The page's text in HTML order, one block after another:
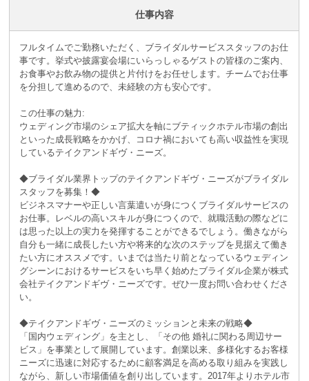
仕事内容
フルタイムでご勤務いただく、ブライダルサービススタッフのお仕
事です。挙式や披露宴会場にいらっしゃるゲストの皆様のご案内、
お食事やお飲み物の提供と片付けをお任せします。チームでお仕事
を分担して進めるので、未経験の方も安心です。
この仕事の魅力:
ウェディング市場のシェア拡大を軸にブティックホテル市場の創出
といった成長戦略をかかげ、コロナ禍においても高い収益性を実現
しているテイクアンドギヴ・ニーズ。
◆ブライダル業界トップのテイクアンドギヴ・ニーズがブライダル
スタッフを募集！◆
ビジネスマナーや正しい言葉遣いが身につくブライダルサービスの
お仕事。レベルの高いスキルが身につくので、就職活動の際などに
は思った以上の実力を発揮することができるでしょう。働きながら
自分も一緒に成長したい方や将来的な次のステップを見据えて働き
たい方にオススメです。いまでは当たり前となっているウェディン
グシーンにおけるサービスをいち早く始めたブライダル企業が株式
会社テイクアンドギヴ・ニーズです。ぜひ一度お問い合わせくださ
い。
◆テイクアンドギヴ・ニーズのミッションと未来の戦略◆
「国内ウェディング」を主とし、「その他 婚礼に関わる周辺サー
ビス」を事業として展開しています。創業以来、多様化するお客様
ニーズに迅速に対応するために顧客満足を高める取り組みを実践し
ながら、新しい市場価値を創り出しています。2017年よりホテル市